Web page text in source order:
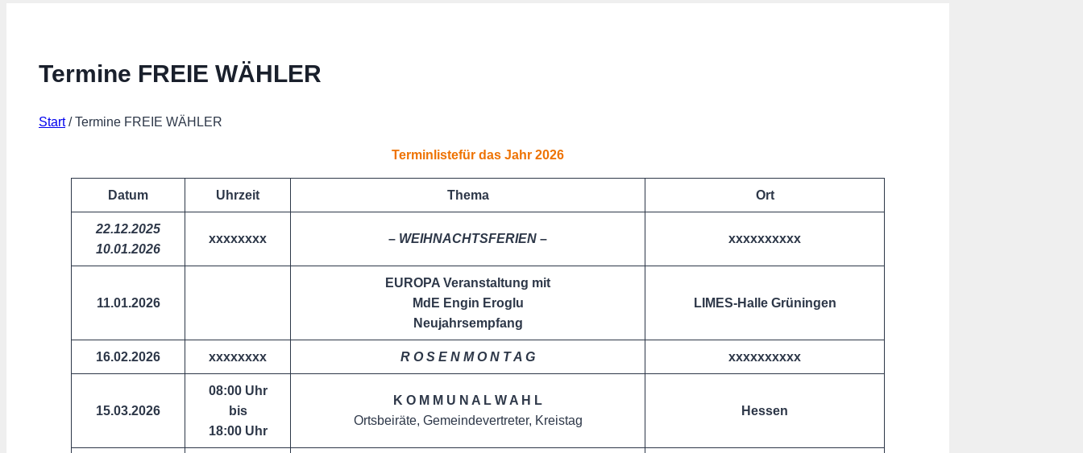
Termine FREIE WÄHLER
Start / Termine FREIE WÄHLER
Terminlistefür das Jahr 2026
Datum Uhrzeit Thema Ort
22.12.2025
10.01.2026
xxxxxxxx – WEIHNACHTSFERIEN – xxxxxxxxxx
11.01.2026
EUROPA Veranstaltung mit
MdE Engin Eroglu
Neujahrsempfang
LIMES-Halle Grüningen
16.02.2026 xxxxxxxx R O S E N M O N T A G xxxxxxxxxx
15.03.2026
08:00 Uhr
bis
18:00 Uhr
K O M M U N A L W A H L
Ortsbeiräte, Gemeindevertreter, Kreistag
Hessen